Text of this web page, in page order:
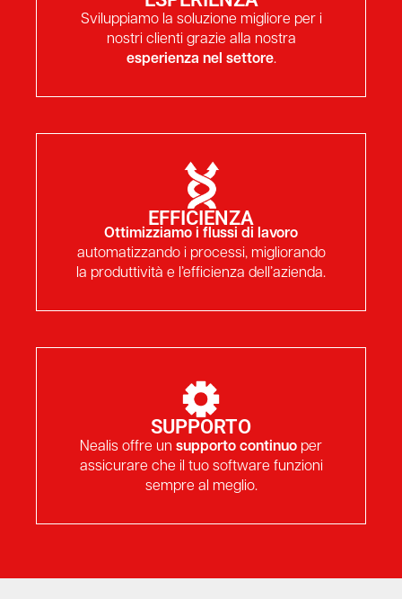
Sviluppiamo la soluzione migliore per i
nostri clienti grazie alla nostra
esperienza nel settore.
EFFICIENZA
Ottimizziamo i flussi di lavoro
automatizzando i processi, migliorando
la produttività e l’efficienza dell’azienda.
SUPPORTO
Nealis offre un supporto continuo per
assicurare che il tuo software funzioni
sempre al meglio.